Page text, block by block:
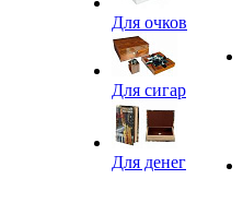
Для очков
Для сигар
Для денег